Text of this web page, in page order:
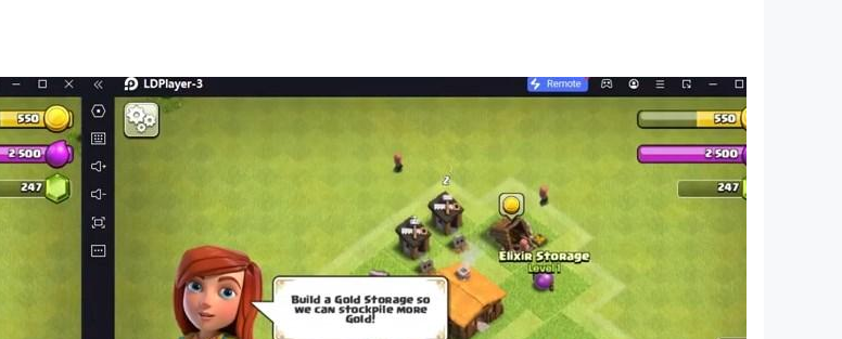
and write this legendary story together with many heroes